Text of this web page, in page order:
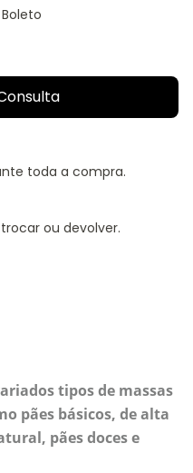
toda a compra.
ou devolver.
tipos de massas
pães básicos, de alta
pães doces e